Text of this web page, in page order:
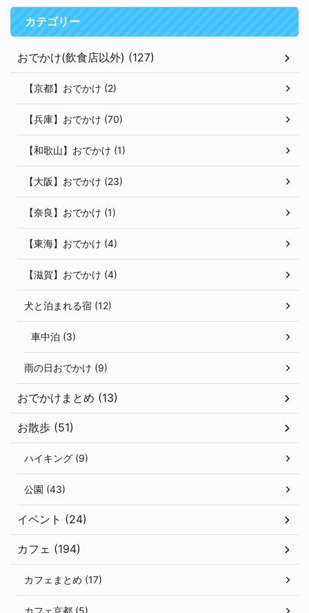
カテゴリー
おでかけ(飲食店以外) (127)
【京都】おでかけ (2)
【兵庫】おでかけ (70)
【和歌山】おでかけ (1)
【大阪】おでかけ (23)
【奈良】おでかけ (1)
【東海】おでかけ (4)
【滋賀】おでかけ (4)
犬と泊まれる宿 (12)
車中泊 (3)
雨の日おでかけ (9)
おでかけまとめ (13)
お散歩 (51)
ハイキング (9)
公園 (43)
イベント (24)
カフェ (194)
カフェまとめ (17)
カフェ京都 (5)